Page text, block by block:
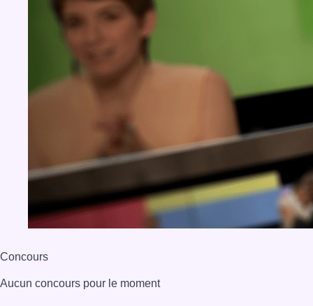
Concours
Aucun concours pour le moment